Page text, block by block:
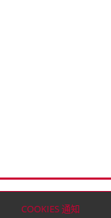
COOKIES 通知